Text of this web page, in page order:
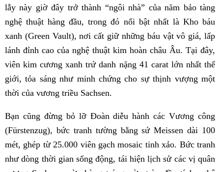
lẫy này giờ đây trở thành “ngôi nhà” của năm bảo tàng
nghệ thuật hàng đầu, trong đó nổi bật nhất là Kho báu
xanh (Green Vault), nơi cất giữ những báu vật vô giá, lấp
lánh đỉnh cao của nghệ thuật kim hoàn châu Âu. Tại đây,
viên kim cương xanh trứ danh nặng 41 carat lớn nhất thế
giới, tỏa sáng như minh chứng cho sự thịnh vượng một
thời của vương triều Sachsen.
Bạn cũng đừng bỏ lỡ Đoàn diễu hành các Vương công
(Fürstenzug), bức tranh tường bằng sứ Meissen dài 100
mét, ghép từ 25.000 viên gạch mosaic tinh xảo. Bức tranh
như dòng thời gian sống động, tái hiện lịch sử các vị quân